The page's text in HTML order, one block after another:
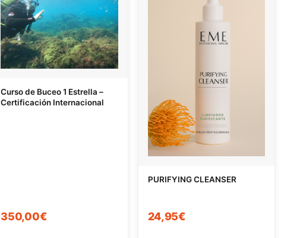
Curso de Buceo 1 Estrella –
Certificación Internacional
350,00€
PURIFYING CLEANSER
24,95€